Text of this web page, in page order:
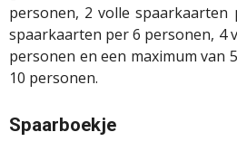
personen, 2 volle spaarkaarten
spaarkaarten per 6 personen, 4
personen en een maximum van
10 personen.
Spaarboekje